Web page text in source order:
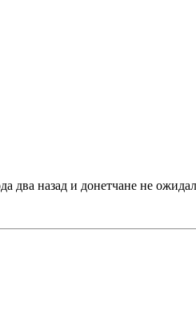
два назад и донетчане не